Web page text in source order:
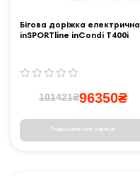
Бігова доріжка електрична
inSPORTline inCondi T400i
101421₴96350₴
Повідомити коли з'явиться